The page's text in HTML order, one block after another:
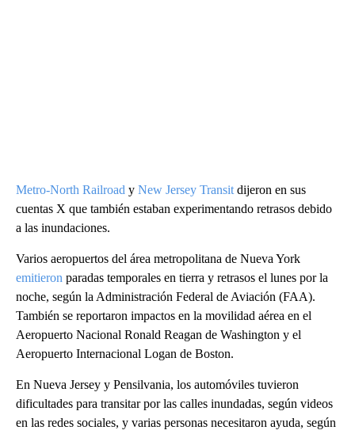
Metro-North Railroad y New Jersey Transit dijeron en sus
cuentas X que también estaban experimentando retrasos debido
a las inundaciones.
Varios aeropuertos del área metropolitana de Nueva York
emitieron paradas temporales en tierra y retrasos el lunes por la
noche, según la Administración Federal de Aviación (FAA).
También se reportaron impactos en la movilidad aérea en el
Aeropuerto Nacional Ronald Reagan de Washington y el
Aeropuerto Internacional Logan de Boston.
En Nueva Jersey y Pensilvania, los automóviles tuvieron
dificultades para transitar por las calles inundadas, según videos
en las redes sociales, y varias personas necesitaron ayuda, según